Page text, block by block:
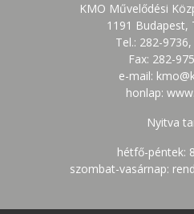
KMO Művelődési
1191 Budapest,
Tel.: 282-
Fax: 282-
e-mail:
honlap:
Nyitva
hétfő-péntek:
szombat-vasárnap: